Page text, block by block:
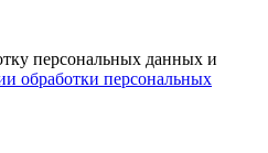
персональных данных и
обработки персональных